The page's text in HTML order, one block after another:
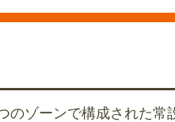
のゾーンで構成された常